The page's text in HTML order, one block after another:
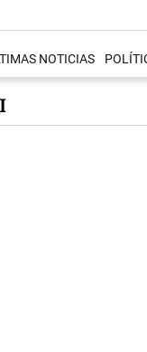
NOTICIAS